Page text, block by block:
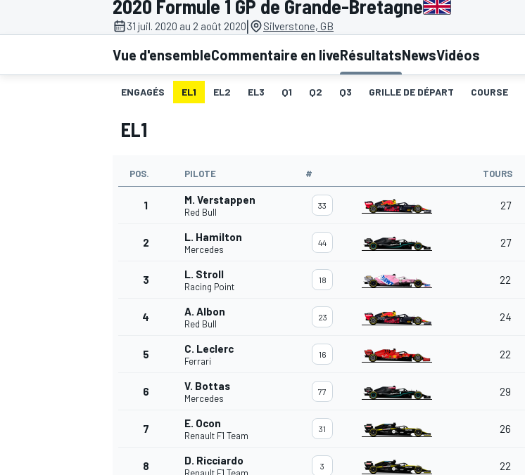
2020 Formule 1 GP de Grande-Bretagne
31 juil. 2020 au 2 août 2020| Silverstone, GB
Vue d'ensembleCommentaire en liveRésultatsNewsVidéos
ENGAGÉS EL1 EL2 EL3 Q1 Q2 Q3 GRILLE DE DÉPART COURSE
EL1
POS. PILOTE # TOURS
1 M. Verstappen
Red Bull
33 27
2 L. Hamilton
Mercedes
44 27
3 L. Stroll
Racing Point
18 22
4 A. Albon
Red Bull
23 24
5 C. Leclerc
Ferrari
16 22
6 V. Bottas
Mercedes
77 29
7 E. Ocon
Renault F1 Team
31 26
8 D. Ricciardo 3 22